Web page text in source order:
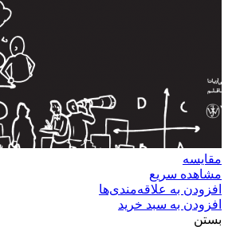
مقایسه
مشاهده سریع
افزودن به علاقه‌مندی‌ها
افزودن به سبد خرید
بستن